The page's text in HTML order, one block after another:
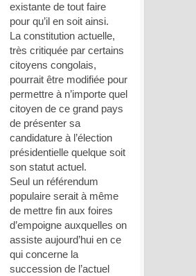
existante de tout faire
pour qu’il en soit ainsi.
La constitution actuelle,
très critiquée par certains
citoyens congolais,
pourrait être modifiée pour
permettre à n’importe quel
citoyen de ce grand pays
de présenter sa
candidature à l’élection
présidentielle quelque soit
son statut actuel.
Seul un référendum
populaire serait à même
de mettre fin aux foires
d’empoigne auxquelles on
assiste aujourd’hui en ce
qui concerne la
succession de l’actuel